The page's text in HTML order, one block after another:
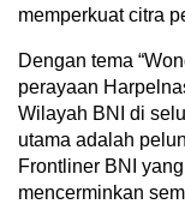
memperkuat citra
Dengan tema
perayaan
Wilayah BNI di
utama adalah
Frontliner BNI
mencerminkan